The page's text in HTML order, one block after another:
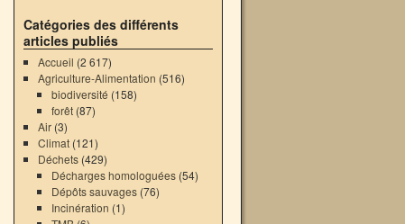
Catégories des différents
articles publiés
Accueil (2 617)
Agriculture-Alimentation (516)
biodiversité (158)
forêt (87)
Air(3)
Climat(121)
Déchets(429)
Décharges homologuées (54)
Dépôts sauvages (76)
Incinération (1)